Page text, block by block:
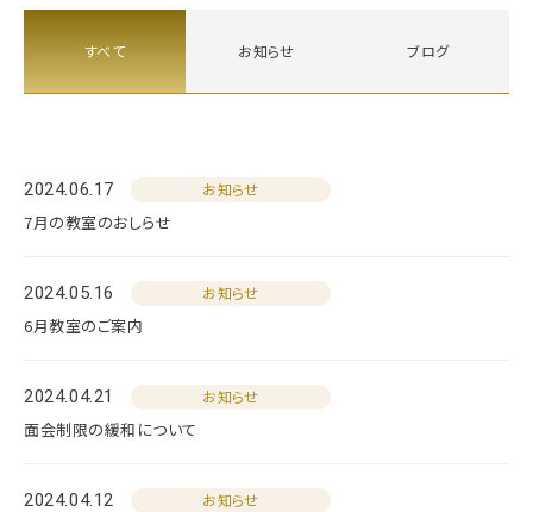
すべて お知らせ ブログ
2024.06.17 お知らせ
7月の教室のおしらせ
2024.05.16 お知らせ
6月教室のご案内
2024.04.21 お知らせ
面会制限の緩和について
2024.04.12 お知らせ